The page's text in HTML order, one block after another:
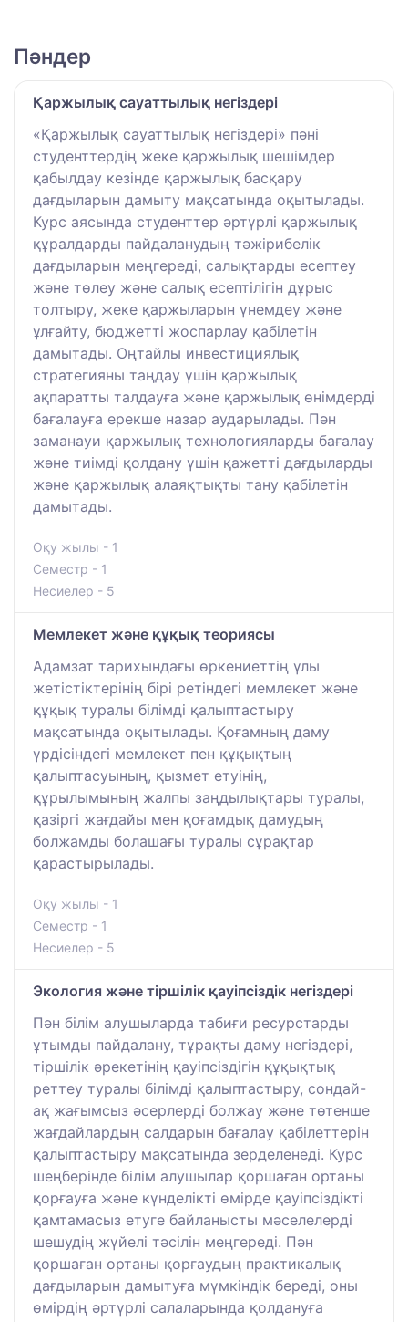
Пәндер
Қаржылық сауаттылық негіздері
«Қаржылық сауаттылық негіздері» пәні
студенттердің жеке қаржылық шешімдер
қабылдау кезінде қаржылық басқару
дағдыларын дамыту мақсатында оқытылады.
Курс аясында студенттер әртүрлі қаржылық
құралдарды пайдаланудың тәжірибелік
дағдыларын меңгереді, салықтарды есептеу
және төлеу және салық есептілігін дұрыс
толтыру, жеке қаржыларын үнемдеу және
ұлғайту, бюджетті жоспарлау қабілетін
дамытады. Оңтайлы инвестициялық
стратегияны таңдау үшін қаржылық
ақпаратты талдауға және қаржылық өнімдерді
бағалауға ерекше назар аударылады. Пән
заманауи қаржылық технологияларды бағалау
және тиімді қолдану үшін қажетті дағдыларды
және қаржылық алаяқтықты тану қабілетін
дамытады.
Оқу жылы - 1
Семестр - 1
Несиелер - 5
Мемлекет және құқық теориясы
Адамзат тарихындағы өркениеттің ұлы
жетістіктерінің бірі ретіндегі мемлекет және
құқық туралы білімді қалыптастыру
мақсатында оқытылады. Қоғамның даму
үрдісіндегі мемлекет пен құқықтың
қалыптасуының, қызмет етуінің,
құрылымының жалпы заңдылықтары туралы,
қазіргі жағдайы мен қоғамдық дамудың
болжамды болашағы туралы сұрақтар
қарастырылады.
Оқу жылы - 1
Семестр - 1
Несиелер - 5
Экология және тіршілік қауіпсіздік негіздері
Пән білім алушыларда табиғи ресурстарды
ұтымды пайдалану, тұрақты даму негіздері,
тіршілік әрекетінің қауіпсіздігін құқықтық
реттеу туралы білімді қалыптастыру, сондай-
ақ жағымсыз әсерлерді болжау және төтенше
жағдайлардың салдарын бағалау қабілеттерін
қалыптастыру мақсатында зерделенеді. Курс
шеңберінде білім алушылар қоршаған ортаны
қорғауға және күнделікті өмірде қауіпсіздікті
қамтамасыз етуге байланысты мәселелерді
шешудің жүйелі тәсілін меңгереді. Пән
қоршаған ортаны қорғаудың практикалық
дағдыларын дамытуға мүмкіндік береді, оны
өмірдің әртүрлі салаларында қолдануға